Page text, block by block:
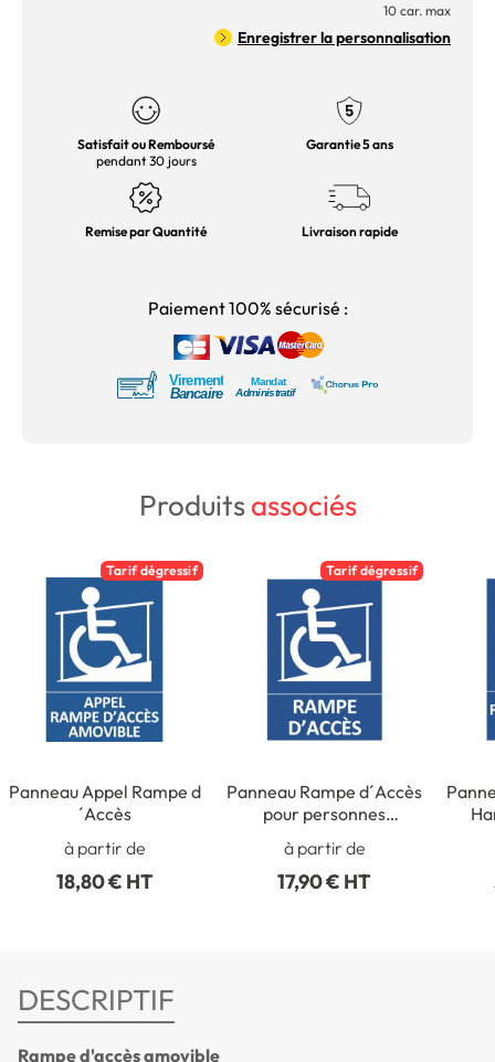
10 car. max
Enregistrer la personnalisation
Satisfait ou Remboursé
pendant 30 jours
Garantie 5 ans
Remise par Quantité Livraison rapide
Paiement 100% sécurisé :
Produitsassociés
Tarif dégressif
Panneau Appel Rampe d
´Accès
à partir de
18,80 € HT
Tarif dégressif
Panneau Rampe d´Accès
pour personnes
handicapées
à partir de
17,90 € HT
DESCRIPTIF
Rampe d'accès amovible